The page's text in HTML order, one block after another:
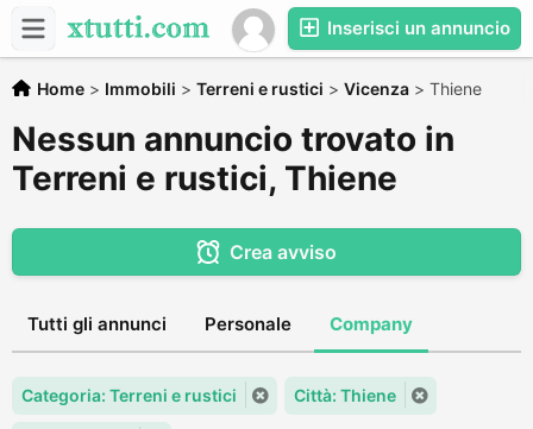
Inserisci un annuncio
Home > Immobili > Terreni e rustici > Vicenza > Thiene
Nessun annuncio trovato in
Terreni e rustici, Thiene
Crea avviso
Tutti gli annunci Personale Company
Categoria: Terreni e rustici Città: Thiene